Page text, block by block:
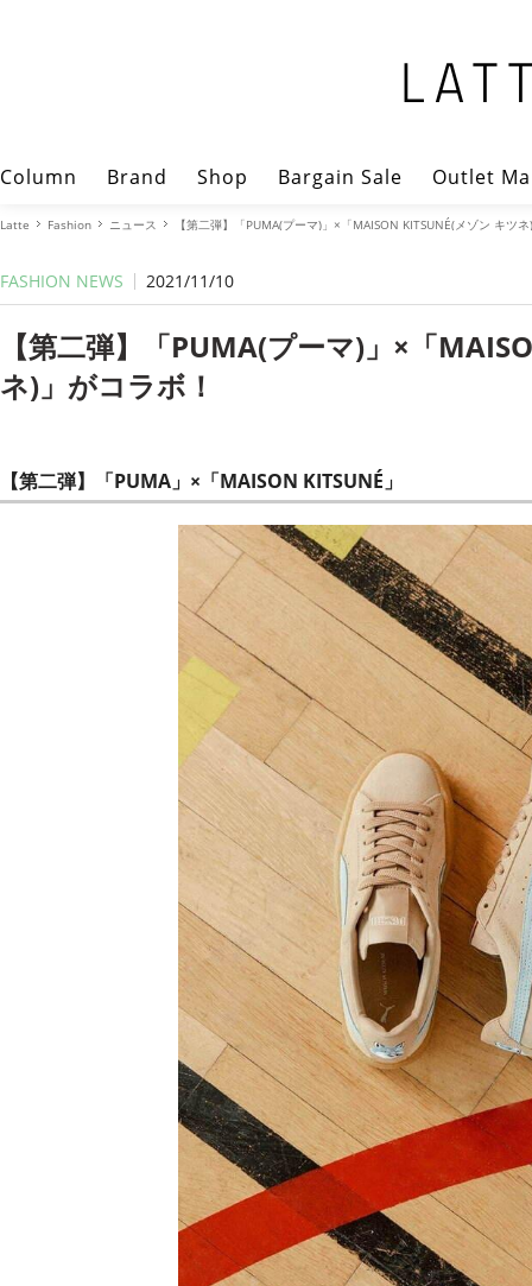
Column Brand Shop Bargain Sale Outlet
Latte Fashion ニュース 【第二弾】「PUMA(プーマ)」×「MAISON KITSUNÉ(メゾン キツ
FASHION NEWS 2021/11/10
【第二弾】「PUMA(プーマ)」×「
ネ)」がコラボ！
【第二弾】「PUMA」×「MAISON KITSUNÉ」